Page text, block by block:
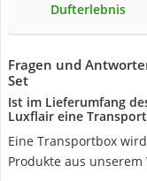
Dufterlebnis
Fragen und
Set
Ist im Lieferumfang
Luxflair eine
Eine Transportbox
Produkte aus